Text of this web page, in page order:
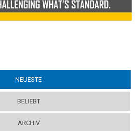
NEUESTE
BELIEBT
ARCHIV